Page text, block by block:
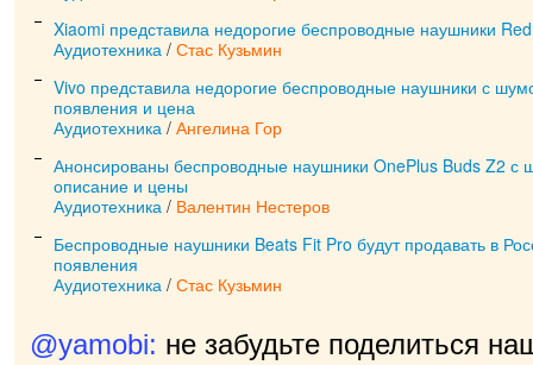
Xiaomi представила недорогие беспроводные наушники
Аудиотехника / Стас Кузьмин
Vivo представила недорогие беспроводные наушники с
появления и цена
Аудиотехника / Ангелина Гор
Анонсированы беспроводные наушники OnePlus Buds Z2 с
описание и цены
Аудиотехника / Валентин Нестеров
Беспроводные наушники Beats Fit Pro будут продавать в
появления
Аудиотехника / Стас Кузьмин
@yamobi: не забудьте поделиться